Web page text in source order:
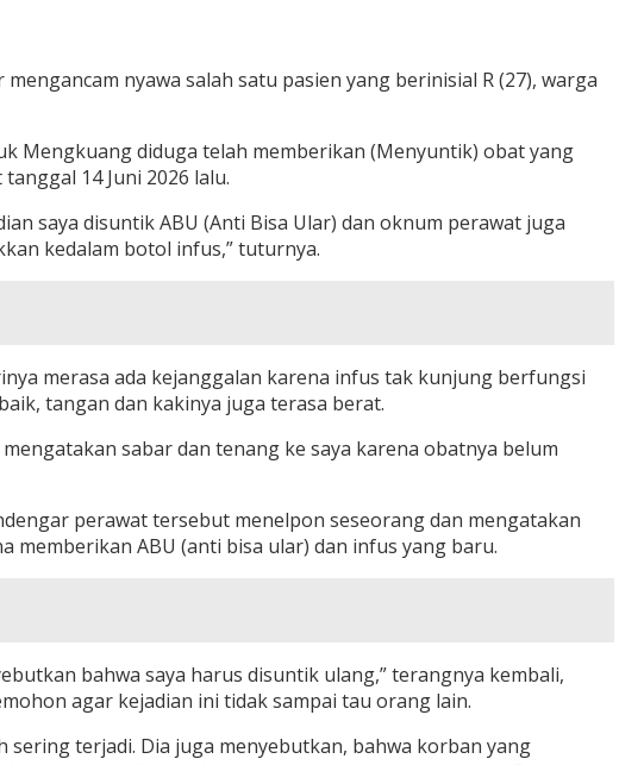
nyawa salah satu pasien yang berinisial R (27), warga
Mengkuang diduga telah memberikan (Menyuntik) obat yang
14 Juni 2026 lalu.
saya disuntik ABU (Anti Bisa Ular) dan oknum perawat juga
kedalam botol infus,” tuturnya.
merasa ada kejanggalan karena infus tak kunjung berfungsi
tangan dan kakinya juga terasa berat.
sabar dan tenang ke saya karena obatnya belum
perawat tersebut menelpon seseorang dan mengatakan
ABU (anti bisa ular) dan infus yang baru.
bahwa saya harus disuntik ulang,” terangnya kembali,
agar kejadian ini tidak sampai tau orang lain.
terjadi. Dia juga menyebutkan, bahwa korban yang